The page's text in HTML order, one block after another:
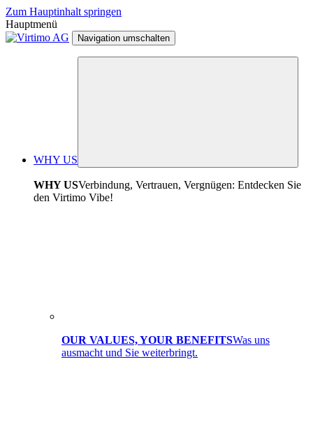
Zum Hauptinhalt springen
Hauptmenü
Navigation umschalten
WHY US
WHY USVerbindung, Vertrauen, Vergnügen: Entdecken Sie
den Virtimo Vibe!
OUR VALUES, YOUR BENEFITSWas uns
ausmacht und Sie weiterbringt.